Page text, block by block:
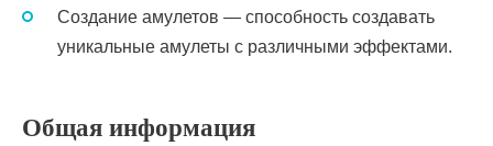
Создание амулетов — способность создавать
уникальные амулеты с различными эффектами.
Общая информация